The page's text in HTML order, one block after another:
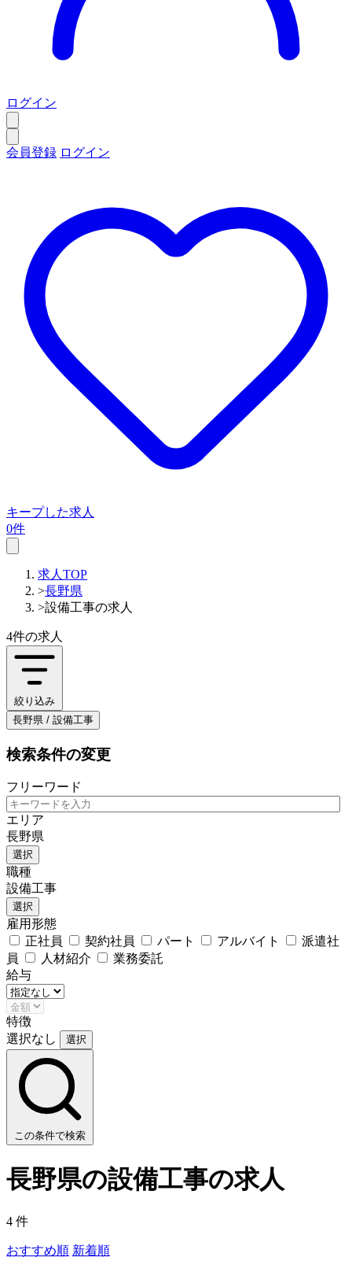
ログイン
会員登録 ログイン
キープした求人
0件
求人TOP
>長野県
>設備工事の求人
4件の求人
絞り込み
長野県 / 設備工事
検索条件の変更
フリーワード
エリア
長野県
選択
職種
設備工事
選択
雇用形態
正社員
契約社員 パート アルバイト
派遣社
員
人材紹介
業務委託
給与
特徴
選択なし
選択
この条件で検索
長野県の設備工事の求人
4 件
おすすめ順 新着順